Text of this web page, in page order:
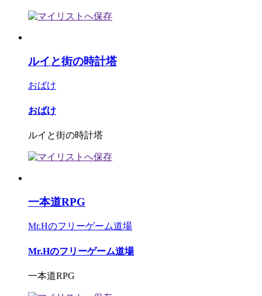
ルイと街の時計塔
おばけ
おばけ
ルイと街の時計塔
一本道RPG
Mr.Hのフリーゲーム道場
Mr.Hのフリーゲーム道場
一本道RPG